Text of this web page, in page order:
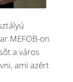
MEFOB-on
a város
ami azért